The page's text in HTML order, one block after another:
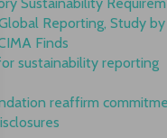
Reporting, Study by
Finds
sustainability reporting
reaffirm